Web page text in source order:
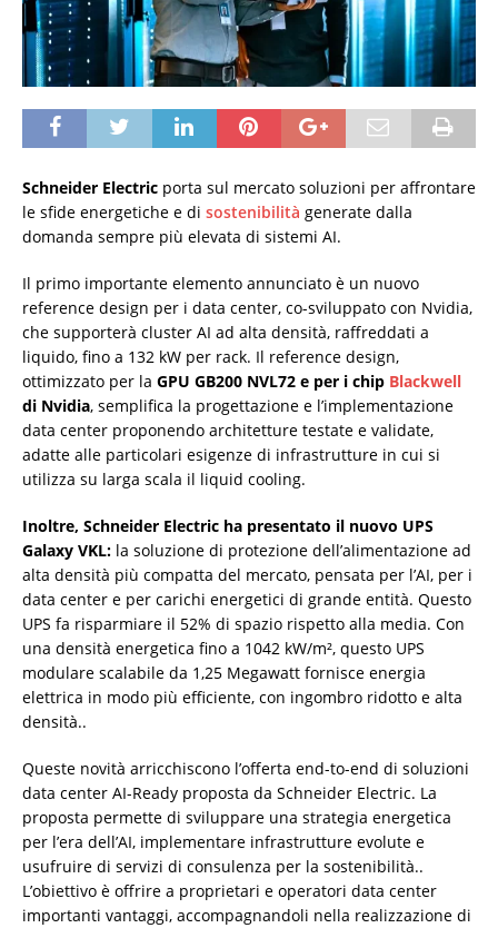
Schneider Electric porta sul mercato soluzioni per affrontare
le sfide energetiche e di sostenibilità generate dalla
domanda sempre più elevata di sistemi AI.
Il primo importante elemento annunciato è un nuovo
reference design per i data center, co-sviluppato con Nvidia,
che supporterà cluster AI ad alta densità, raffreddati a
liquido, fino a 132 kW per rack. Il reference design,
ottimizzato per la GPU GB200 NVL72 e per i chip Blackwell
di Nvidia, semplifica la progettazione e l’implementazione
data center proponendo architetture testate e validate,
adatte alle particolari esigenze di infrastrutture in cui si
utilizza su larga scala il liquid cooling.
Inoltre, Schneider Electric ha presentato il nuovo UPS
Galaxy VKL: la soluzione di protezione dell’alimentazione ad
alta densità più compatta del mercato, pensata per l’AI, per i
data center e per carichi energetici di grande entità. Questo
UPS fa risparmiare il 52% di spazio rispetto alla media. Con
una densità energetica fino a 1042 kW/m², questo UPS
modulare scalabile da 1,25 Megawatt fornisce energia
elettrica in modo più efficiente, con ingombro ridotto e alta
densità..
Queste novità arricchiscono l’offerta end-to-end di soluzioni
data center AI-Ready proposta da Schneider Electric. La
proposta permette di sviluppare una strategia energetica
per l’era dell’AI, implementare infrastrutture evolute e
usufruire di servizi di consulenza per la sostenibilità..
L’obiettivo è offrire a proprietari e operatori data center
importanti vantaggi, accompagnandoli nella realizzazione di